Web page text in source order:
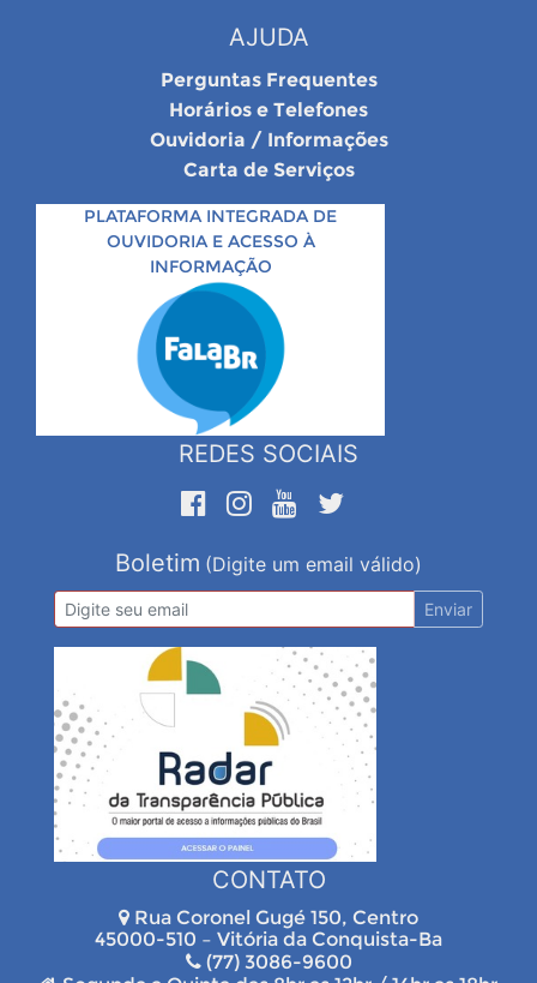
AJUDA
Perguntas Frequentes
Horários e Telefones
Ouvidoria / Informações
Carta de Serviços
PLATAFORMA INTEGRADA DE
OUVIDORIA E ACESSO À
INFORMAÇÃO
REDES SOCIAIS
Boletim (Digite um email válido)
Enviar
CONTATO
Rua Coronel Gugé 150, Centro
45000-510 – Vitória da Conquista-Ba
(77) 3086-9600